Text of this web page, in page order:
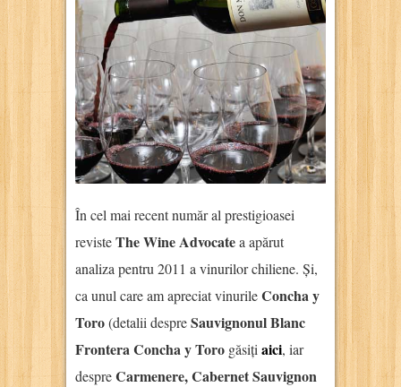
În cel mai recent număr al prestigioasei
revisteThe Wine Advocatea apărut
analiza pentru 2011 a vinurilor chiliene. Și,
ca unul care am apreciat vinurileConcha y
Toro(detalii despreSauvignonul Blanc
Frontera Concha y Toro găsiți aici, iar
despreCarmenere, Cabernet Sauvignon